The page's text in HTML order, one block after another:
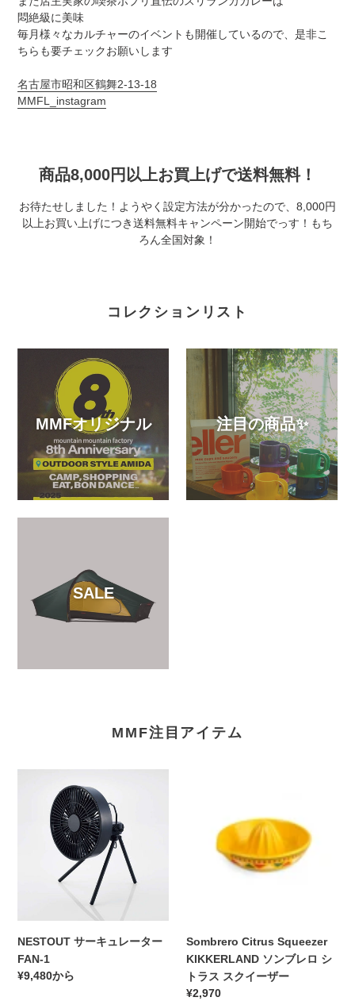
悶絶級に美味
毎月様々なカルチャーのイベントも開催しているので、是非こ
ちらも要チェックお願いします
名古屋市昭和区鶴舞2-13-18
MMFL_instagram
商品8,000円以上お買上げで送料無料！
お待たせしました！ようやく設定方法が分かったので、8,000円
以上お買い上げにつき送料無料キャンペーン開始でっす！もち
ろん全国対象！
コレクションリスト
MMFオリジナル 注目の商品✨
SALE
MMF注目アイテム
NESTOUT サーキュレーター
FAN-1
通
¥9,480から
KIKKERLAND
ラ
ス
Sombrero Citrus Squeezer
KIKKERLAND ソンブレロ シ
トラス スクイーザー
通
¥2,970